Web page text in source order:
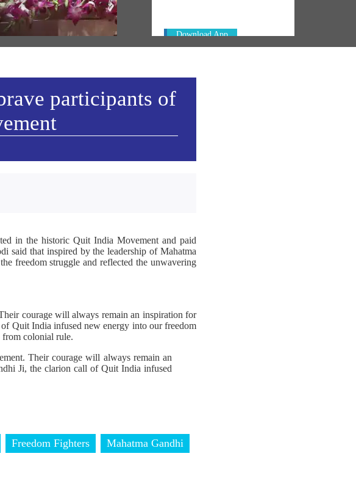
IIT Delhi convocation
Download App
participants of
in the historic Quit India Movement and paid
said that inspired by the leadership of Mahatma
freedom struggle and reflected the unwavering
courage will always remain an inspiration for
Quit India infused new energy into our freedom
from colonial rule.
Their courage will always remain an
Ji, the clarion call of Quit India infused
Freedom Fighters Mahatma Gandhi